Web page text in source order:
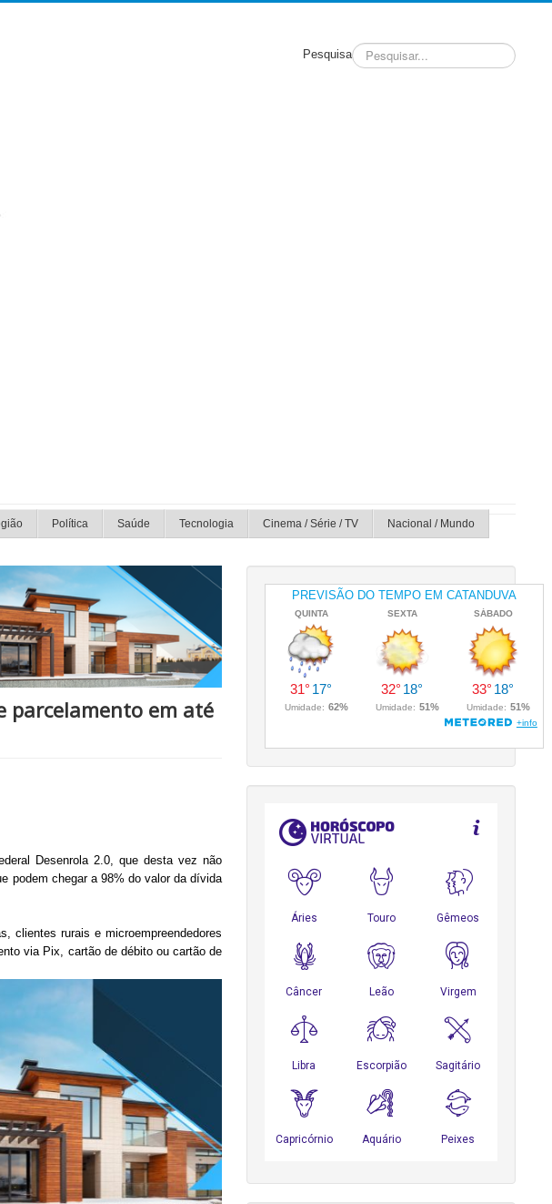
Pesquisa
Política Saúde Tecnologia Cinema / Série / TV Nacional / Mundo
parcelamento em até
Desenrola 2.0, que desta vez não
podem chegar a 98% do valor da dívida
clientes rurais e microempreendedores
via Pix, cartão de débito ou cartão de